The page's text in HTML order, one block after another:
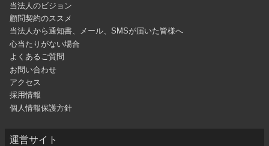
当法人のビジョン
顧問契約のススメ
当法人から通知書、メール、SMSが届いた皆様へ
心当たりがない場合
よくあるご質問
お問い合わせ
アクセス
採用情報
個人情報保護方針
運営サイト